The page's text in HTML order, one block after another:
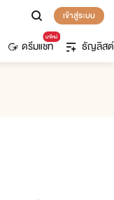
เข้าสู่ระบบ
มาใหม่
ดรีมแชท ธัญลิสต์